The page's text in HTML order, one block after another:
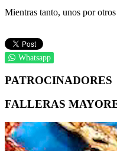
Mientras tanto, unos por
Whatsapp
PATROCINADORES
FALLERAS